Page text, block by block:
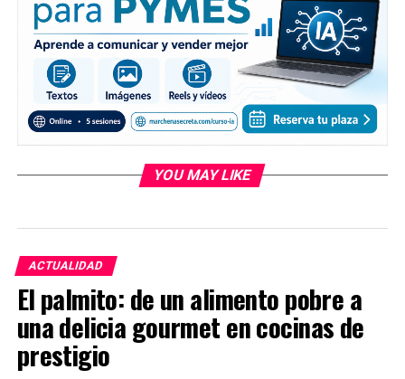
YOU MAY LIKE
ACTUALIDAD
El palmito: de un alimento pobre a
una delicia gourmet en cocinas de
prestigio